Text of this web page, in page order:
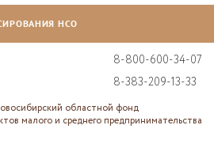
НСО
8-800-600-34-07
8-383-209-13-33
областной фонд
малого и среднего предпринимательства